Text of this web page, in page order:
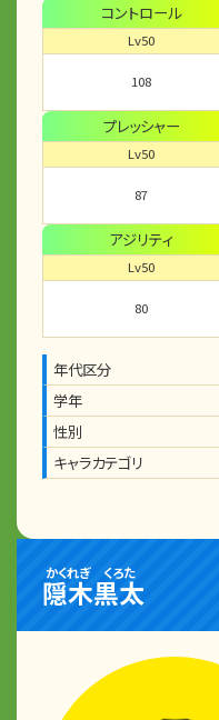
コントロール
Lv50
108
プレッシャー
Lv50
87
アジリティ
Lv50
80
年代区分
学年
性別
キャラカテゴリ
隠木
かくれぎ
黒太
くろた